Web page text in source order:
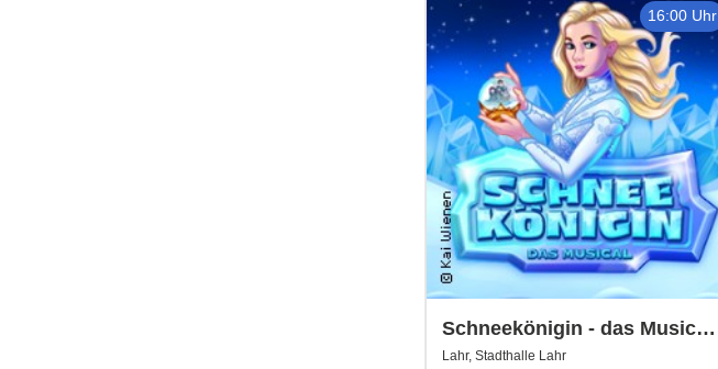
16:00 Uhr
Schneekönigin - das Musical |
Theater Liberi
Lahr, Stadthalle Lahr